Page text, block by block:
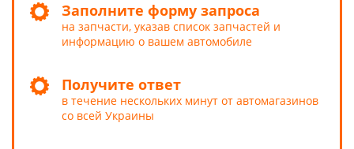
Заполните форму запроса
на запчасти, указав список запчастей и
информацию о вашем автомобиле
Получите ответ
в течение нескольких минут от автомагазинов
со всей Украины